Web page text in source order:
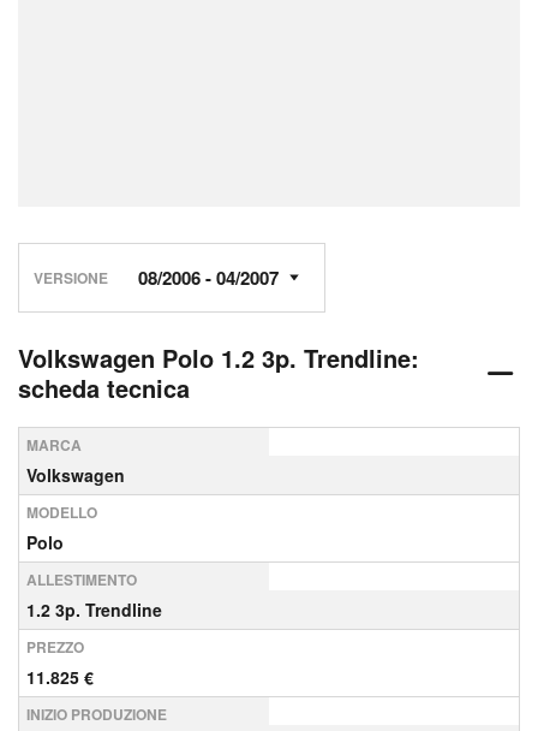
VERSIONE
Volkswagen Polo 1.2 3p. Trendline:
scheda tecnica
MARCA
Volkswagen
MODELLO
Polo
ALLESTIMENTO
1.2 3p. Trendline
PREZZO
11.825 €
INIZIO PRODUZIONE